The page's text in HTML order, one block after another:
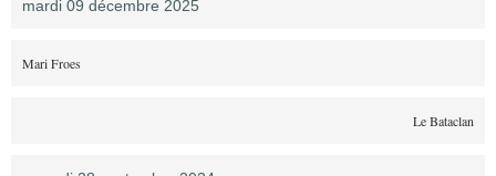
mardi 09 décembre 2025
Mari Froes
Le Bataclan